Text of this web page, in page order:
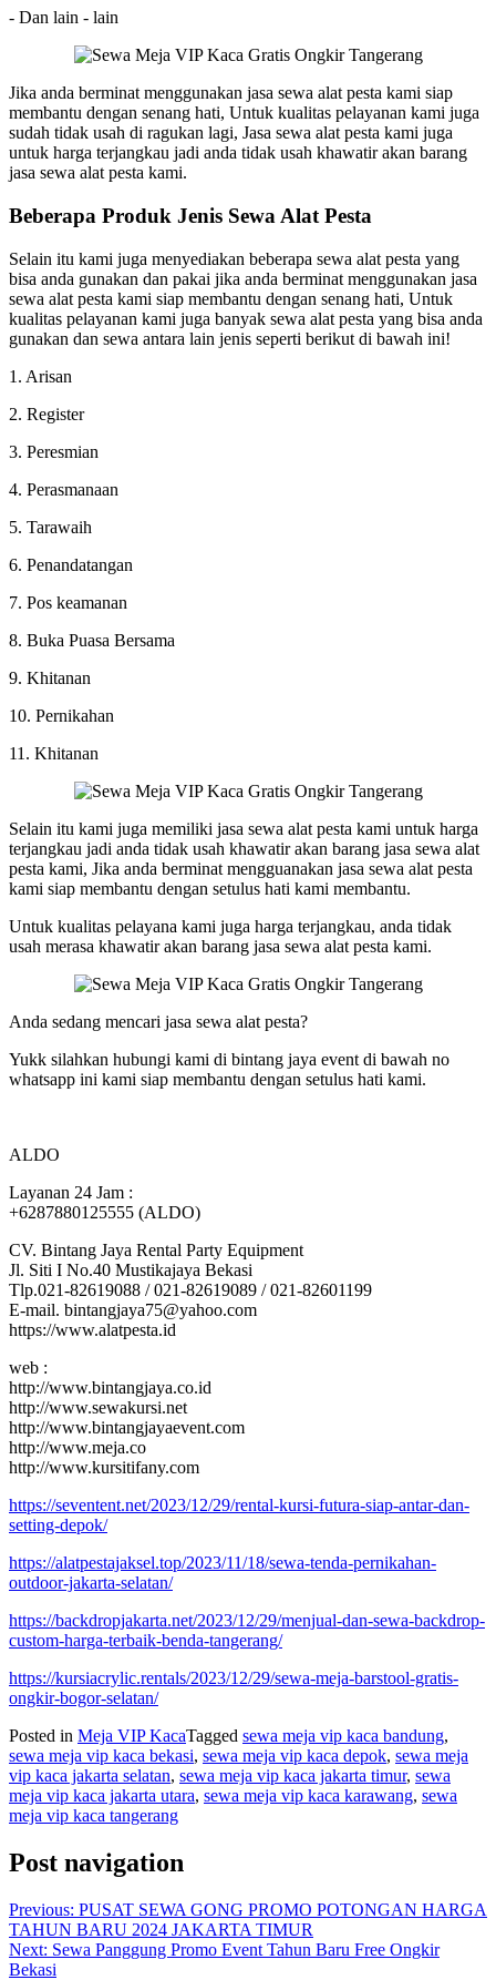
- Dan lain - lain
Jika anda berminat menggunakan jasa sewa alat pesta kami siap
membantu dengan senang hati, Untuk kualitas pelayanan kami juga
sudah tidak usah di ragukan lagi, Jasa sewa alat pesta kami juga
untuk harga terjangkau jadi anda tidak usah khawatir akan barang
jasa sewa alat pesta kami.
Beberapa Produk Jenis Sewa Alat Pesta
Selain itu kami juga menyediakan beberapa sewa alat pesta yang
bisa anda gunakan dan pakai jika anda berminat menggunakan jasa
sewa alat pesta kami siap membantu dengan senang hati, Untuk
kualitas pelayanan kami juga banyak sewa alat pesta yang bisa anda
gunakan dan sewa antara lain jenis seperti berikut di bawah ini!
1. Arisan
2. Register
3. Peresmian
4. Perasmanaan
5. Tarawaih
6. Penandatangan
7. Pos keamanan
8. Buka Puasa Bersama
9. Khitanan
10. Pernikahan
11. Khitanan
Selain itu kami juga memiliki jasa sewa alat pesta kami untuk harga
terjangkau jadi anda tidak usah khawatir akan barang jasa sewa alat
pesta kami, Jika anda berminat mengguanakan jasa sewa alat pesta
kami siap membantu dengan setulus hati kami membantu.
Untuk kualitas pelayana kami juga harga terjangkau, anda tidak
usah merasa khawatir akan barang jasa sewa alat pesta kami.
Anda sedang mencari jasa sewa alat pesta?
Yukk silahkan hubungi kami di bintang jaya event di bawah no
whatsapp ini kami siap membantu dengan setulus hati kami.
ALDO
Layanan 24 Jam :
+6287880125555 (ALDO)
CV. Bintang Jaya Rental Party Equipment
Jl. Siti I No.40 Mustikajaya Bekasi
Tlp.021-82619088 / 021-82619089 / 021-82601199
E-mail. bintangjaya75@yahoo.com
https://www.alatpesta.id
web :
http://www.bintangjaya.co.id
http://www.sewakursi.net
http://www.bintangjayaevent.com
http://www.meja.co
http://www.kursitifany.com
https://seventent.net/2023/12/29/rental-kursi-futura-siap-antar-dan-
setting-depok/
https://alatpestajaksel.top/2023/11/18/sewa-tenda-pernikahan-
outdoor-jakarta-selatan/
https://backdropjakarta.net/2023/12/29/menjual-dan-sewa-backdrop-
custom-harga-terbaik-benda-tangerang/
https://kursiacrylic.rentals/2023/12/29/sewa-meja-barstool-gratis-
ongkir-bogor-selatan/
Posted in Meja VIP KacaTagged sewa meja vip kaca bandung,
sewa meja vip kaca bekasi, sewa meja vip kaca depok, sewa meja
vip kaca jakarta selatan, sewa meja vip kaca jakarta timur, sewa
meja vip kaca jakarta utara, sewa meja vip kaca karawang, sewa
meja vip kaca tangerang
Post navigation
Previous: PUSAT SEWA GONG PROMO POTONGAN HARGA
TAHUN BARU 2024 JAKARTA TIMUR
Next: Sewa Panggung Promo Event Tahun Baru Free Ongkir
Bekasi